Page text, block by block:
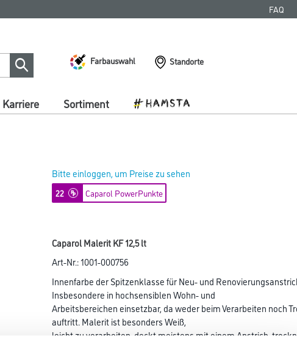
FAQ
Farbauswahl
Standorte
Karriere Sortiment
Bitte einloggen, um Preise zu sehen
22 Caparol PowerPunkte
Caparol Malerit KF 12,5 lt
Art-Nr.:1001-000756
Innenfarbe der Spitzenklasse für Neu- und
Insbesondere in hochsensiblen Wohn- und
Arbeits­bereichen einsetzbar, da weder beim Ver­arbeiten noch
auftritt. Malerit ist besonders Weiß,
leicht zu ver­­arbeiten, deckt meistens mit einem Anstrich,